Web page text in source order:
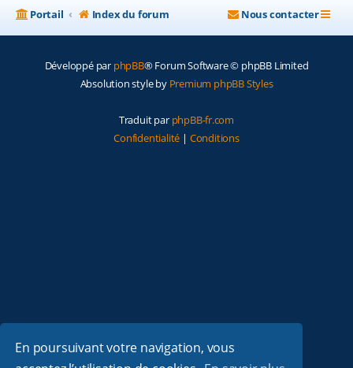
En poursuivant votre navigation, vous
Portail Index du forum Nous contacter
Développé par phpBB® Forum Software © phpBB Limited
Absolution style by Premium phpBB Styles
Traduit par phpBB-fr.com
Confidentialité | Conditions